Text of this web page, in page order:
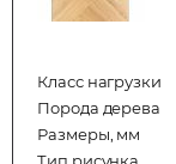
Класс нагрузки
Порода дерева
Размеры, мм
Тип рисунка